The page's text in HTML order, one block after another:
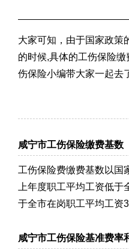
大家可知，由于国家政策
的时候,具体的工伤保险
伤保险小编带大家一起去
咸宁市工伤保险缴费基数
工伤保险费缴费基数以国
上年度职工平均工资低
于全市在岗职工平均工资
咸宁市工伤保险基准费率